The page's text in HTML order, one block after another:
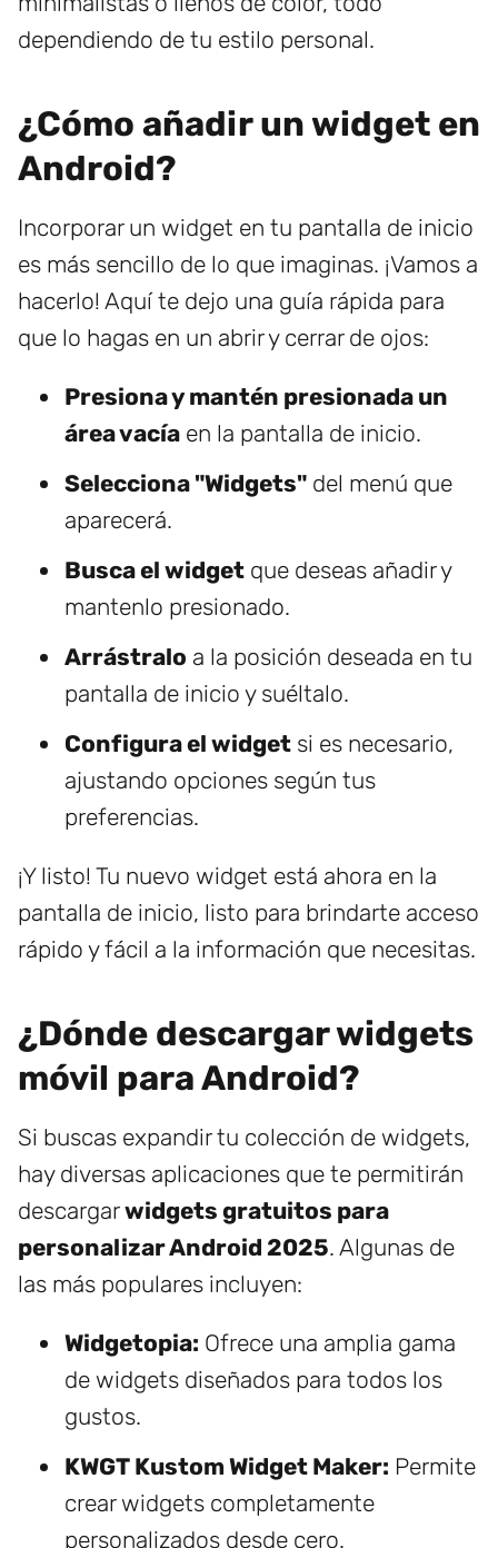
dependiendo de tu estilo personal.
¿Cómo añadir un widget en
Android?
Incorporar un widget en tu pantalla de inicio
es más sencillo de lo que imaginas. ¡Vamos a
hacerlo! Aquí te dejo una guía rápida para
que lo hagas en un abrir y cerrar de ojos:
Presiona y mantén presionada un
área vacía en la pantalla de inicio.
Selecciona "Widgets" del menú que
aparecerá.
Busca el widget que deseas añadir y
mantenlo presionado.
Arrástralo a la posición deseada en tu
pantalla de inicio y suéltalo.
Configura el widget si es necesario,
ajustando opciones según tus
preferencias.
¡Y listo! Tu nuevo widget está ahora en la
pantalla de inicio, listo para brindarte acceso
rápido y fácil a la información que necesitas.
¿Dónde descargar widgets
móvil para Android?
Si buscas expandir tu colección de widgets,
hay diversas aplicaciones que te permitirán
descargarwidgets gratuitos para
personalizar Android 2025. Algunas de
las más populares incluyen:
Widgetopia: Ofrece una amplia gama
de widgets diseñados para todos los
gustos.
KWGT Kustom Widget Maker: Permite
crear widgets completamente
personalizados desde cero.